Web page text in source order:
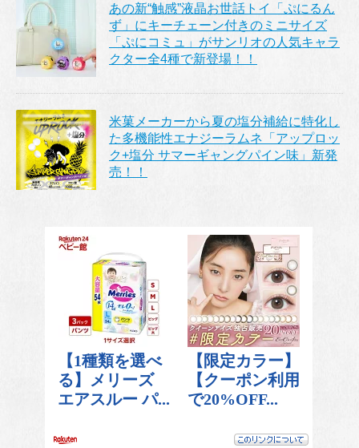
あの新“触感”液晶お世話トイ「ぷにるん
ず」にキーチェーン付きのミニサイズ
「ぷにコミュ」がサンリオの人気キャラ
クター全4種で新登場！！
米菓メーカーから夏の塩分補給に特化し
た多機能性エナジーラムネ「アップロッ
ク+塩分 サマーギャングパイン味」新発
売！！